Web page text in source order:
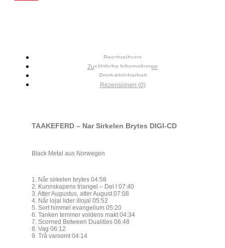
Beschreibung
Zusätzliche Informationen
Produktsicherheit
Rezensionen (0)
TAAKEFERD – Nar Sirkelen Brytes DIGI-CD
Black Metal aus Norwegen
1. Når sirkelen brytes 04:58
2. Kunnskapens triangel – Del l 07:40
3. Atter Augustus, atter August 07:08
4. Når lojal lider illojal 05:52
5. Sort himmel evangelium 05:20
6. Tanken temmer voldens makt 04:34
7. Scorned Between Dualities 06:48
8. Vag 06:12
9. Trå varsomt 04:14